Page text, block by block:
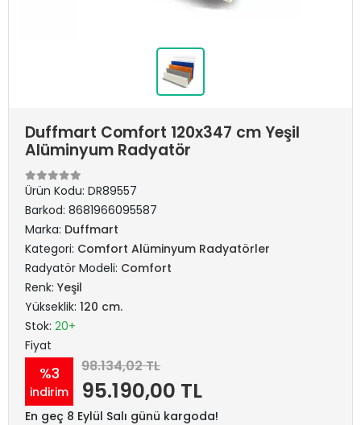
Duffmart Comfort 120x347 cm Yeşil
Alüminyum Radyatör
Ürün Kodu: DR89557
Barkod: 8681966095587
Marka: Duffmart
Kategori: Comfort Alüminyum Radyatörler
Radyatör Modeli: Comfort
Renk: Yeşil
Yükseklik: 120 cm.
Stok: 20+
Fiyat
%3
indirim
98.134,02 TL
95.190,00 TL
En geç 8 Eylül Salı günü kargoda!